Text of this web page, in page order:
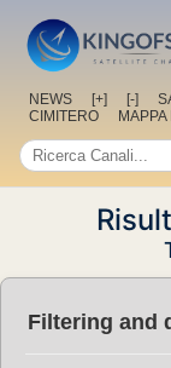
NEWS [+] [-]
CIMITERO
Filtering and